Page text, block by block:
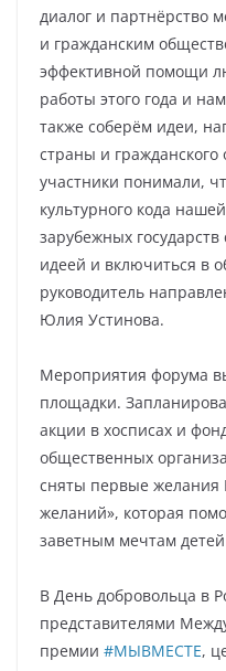
диалог и партнёрство
и гражданским
эффективной помощи
работы этого года и
также соберём идеи,
страны и
участники понимали,
культурного кода
зарубежных государств
идеей и включиться в
руководитель
Юлия Устинова.
Мероприятия форума
площадки.
акции в хосписах и
общественных
сняты первые желания
желаний», которая
заветным мечтам
В День добровольца в
представителями
премии #МЫВМЕСТЕ,